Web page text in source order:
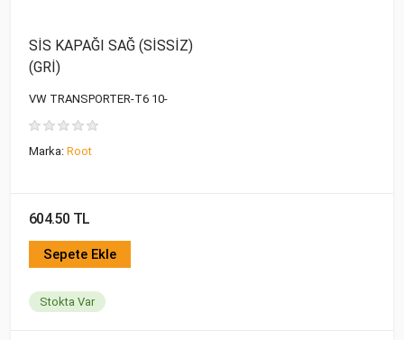
SİS KAPAĞI SAĞ (SİSSİZ)
(GRİ)
VW TRANSPORTER-T6 10-
Marka: Root
604.50 TL
Sepete Ekle
Stokta Var